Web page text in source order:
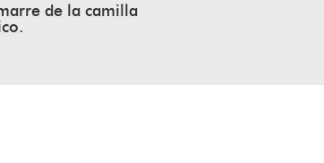
de la camilla